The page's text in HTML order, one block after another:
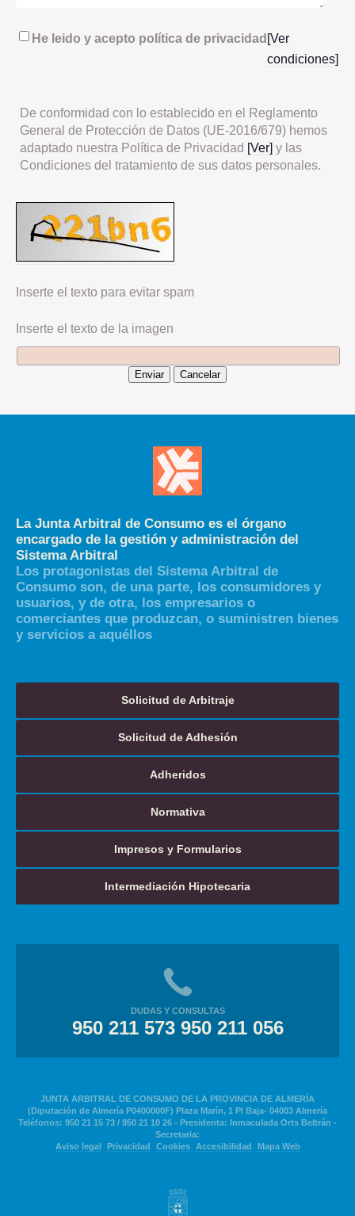
He leido y acepto política de privacidad [Ver
condiciones]
De conformidad con lo establecido en el Reglamento
General de Protección de Datos (UE-2016/679) hemos
adaptado nuestra Política de Privacidad [Ver] y las
Condiciones del tratamiento de sus datos personales.
Inserte el texto para evitar spam
Inserte el texto de la imagen
Enviar Cancelar
La Junta Arbitral de Consumo es el órgano
encargado de la gestión y administración del
Sistema Arbitral
Los protagonistas del Sistema Arbitral de
Consumo son, de una parte, los consumidores y
usuarios, y de otra, los empresarios o
comerciantes que produzcan, o suministren bienes
y servicios a aquéllos
Solicitud de Arbitraje
Solicitud de Adhesión
Adheridos
Normativa
Impresos y Formularios
Intermediación Hipotecaria
DUDAS Y CONSULTAS
950 211 573 950 211 056
JUNTA ARBITRAL DE CONSUMO DE LA PROVINCIA DE ALMERÍA
(Diputación de Almería P0400000F) Plaza Marín, 1 Pl Baja- 04003 Almería
Teléfonos: 950 21 15 73 / 950 21 10 26 - Presidenta: Inmaculada Orts Beltrán -
Secretaria:
Aviso legal
Privacidad Cookies Accesibilidad Mapa Web